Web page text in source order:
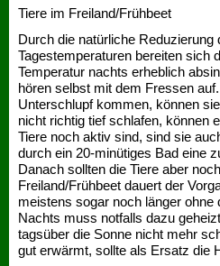
Tiere im Freiland/Frühbeet
Durch die natürliche Reduzierung
Tagestemperaturen bereiten sich
Temperatur nachts erheblich
hören selbst mit dem Fressen
Unterschlupf kommen, können
nicht richtig tief schlafen, können
Tiere noch aktiv sind, sind sie
durch ein 20-minütiges Bad eine
Danach sollten die Tiere aber
Freiland/Frühbeet dauert der
meistens sogar noch länger
Nachts muss notfalls dazu
tagsüber die Sonne nicht mehr
gut erwärmt, sollte als Ersatz die